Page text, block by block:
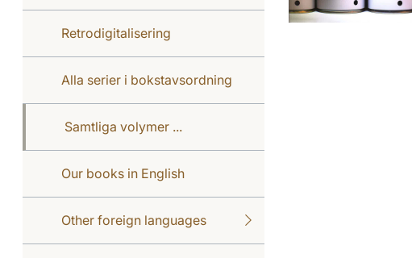
Retrodigitalisering
Alla serier i bokstavsordning
Samtliga volymer ...
Our books in English
Other foreign languages